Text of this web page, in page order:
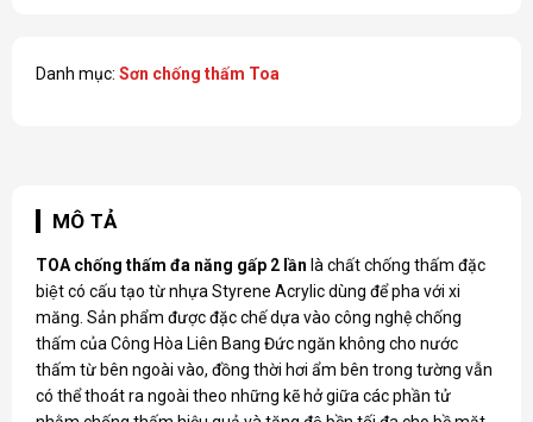
Danh mục: Sơn chống thấm Toa
MÔ TẢ
TOA chống thấm đa năng gấp 2 lần là chất chống thấm đặc
biệt có cấu tạo từ nhựa Styrene Acrylic dùng để pha với xi
măng. Sản phẩm được đặc chế dựa vào công nghệ chống
thấm của Công Hòa Liên Bang Đức ngăn không cho nước
thấm từ bên ngoài vào, đồng thời hơi ẩm bên trong tường vẫn
có thể thoát ra ngoài theo những kẽ hở giữa các phần tử